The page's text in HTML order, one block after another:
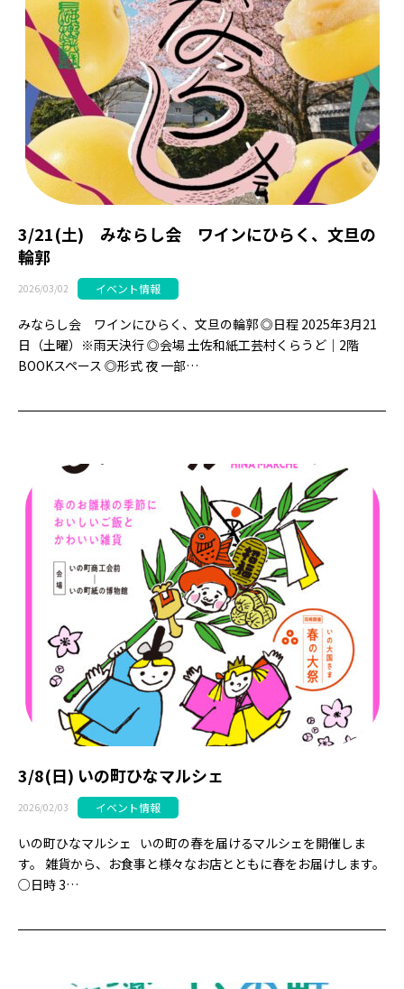
3/21(土) みならし会 ワインにひらく、文旦の
輪郭
2026/03/02 イベント情報
みならし会 ワインにひらく、文旦の輪郭 ◎日程 2025年3月21
日（土曜）※雨天決行 ◎会場 土佐和紙工芸村くらうど｜2階
BOOKスペース ◎形式 夜 一部…
3/8(日) いの町ひなマルシェ
2026/02/03 イベント情報
いの町ひなマルシェ いの町の春を届けるマルシェを開催しま
す。 雑貨から、お食事と様々なお店とともに春をお届けします。
○日時 3…